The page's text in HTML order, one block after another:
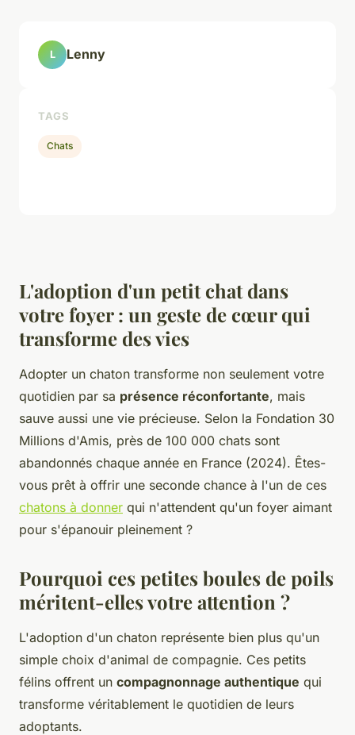
L'adoption d'un petit chat dans
votre foyer : un geste de cœur qui
transforme des vies
Adopter un chaton transforme non seulement votre
quotidien par sa présence réconfortante, mais
sauve aussi une vie précieuse. Selon la Fondation 30
Millions d'Amis, près de 100 000 chats sont
abandonnés chaque année en France (2024). Êtes-
vous prêt à offrir une seconde chance à l'un de ces
chatons à donner qui n'attendent qu'un foyer aimant
pour s'épanouir pleinement ?
Pourquoi ces petites boules de poils
méritent-elles votre attention ?
L'adoption d'un chaton représente bien plus qu'un
simple choix d'animal de compagnie. Ces petits
félins offrent un compagnonnage authentique qui
transforme véritablement le quotidien de leurs
adoptants.
L Lenny
TAGS
Chats